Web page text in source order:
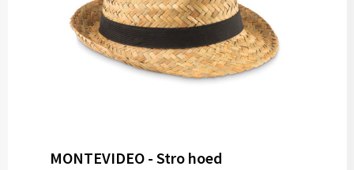
MONTEVIDEO - Stro hoed